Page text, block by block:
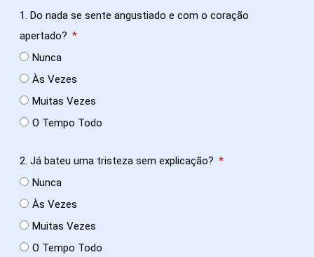
1. Do nada se sente angustiado e com o coração
apertado?
Nunca
Às Vezes
Muitas Vezes
O Tempo Todo
2. Já bateu uma tristeza sem explicação?
Nunca
Às Vezes
Muitas Vezes
O Tempo Todo